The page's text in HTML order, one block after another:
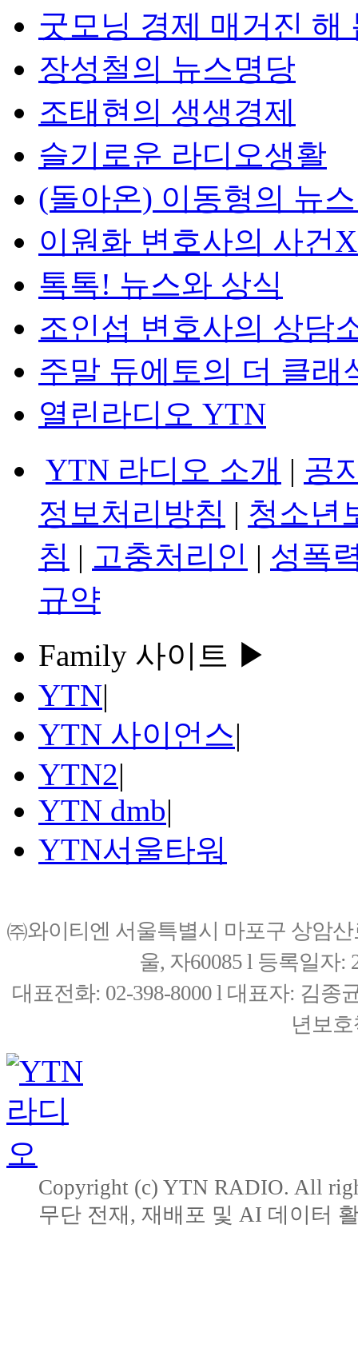
굿모닝 경제 매거진 해
장성철의 뉴스명당
조태현의 생생경제
슬기로운 라디오생활
(돌아온) 이동형의 뉴
이원화 변호사의 사건
톡톡! 뉴스와 상식
조인섭 변호사의 상담
주말 듀에토의 더 클래
열린라디오 YTN
YTN 라디오 소개 | 공
정보처리방침 | 청소년
침 | 고충처리인 | 성폭
규약
Family 사이트 ▶
YTN|
YTN 사이언스|
YTN2|
YTN dmb|
YTN서울타워
㈜와이티엔 서울특별시 마포구 상암
울, 자60085 l 등록일자:
대표전화: 02-398-8000 l 대표자: 김종
년보
Copyright (c) YTN RADIO. All
무단 전재, 재배포 및 AI 데이터